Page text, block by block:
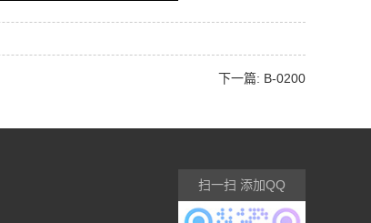
下一篇: B-0200
扫一扫 添加QQ